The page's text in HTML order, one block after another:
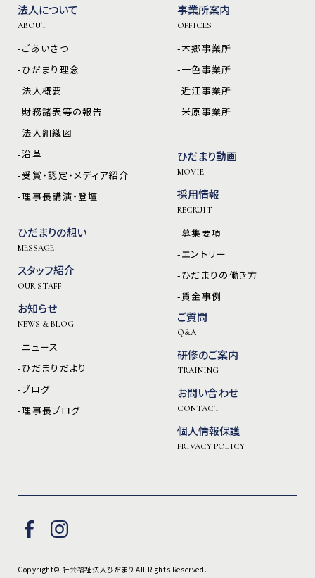
法人について
ABOUT
-ごあいさつ
-ひだまり理念
-法人概要
-財務諸表等の報告
-法人組織図
-沿革
-受賞・認定・メディア紹介
-理事長講演・登壇
ひだまりの想い
MESSAGE
スタッフ紹介
OUR STAFF
お知らせ
NEWS & BLOG
-ニュース
-ひだまりだより
-ブログ
-理事長ブログ
事業所案内
OFFICES
-本郷事業所
-一色事業所
-近江事業所
-米原事業所
ひだまり動画
MOVIE
採用情報
RECRUIT
-募集要項
-エントリー
-ひだまりの働き方
-賃金事例
ご質問
Q&A
研修のご案内
TRAINING
お問い合わせ
CONTACT
個人情報保護
PRIVACY POLICY
Copyright© 社会福祉法人ひだまり All Rights Reserved.